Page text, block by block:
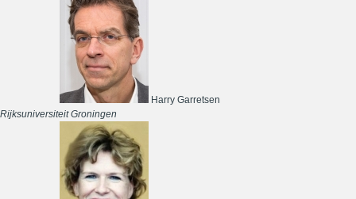
Harry Garretsen
Rijksuniversiteit Groningen